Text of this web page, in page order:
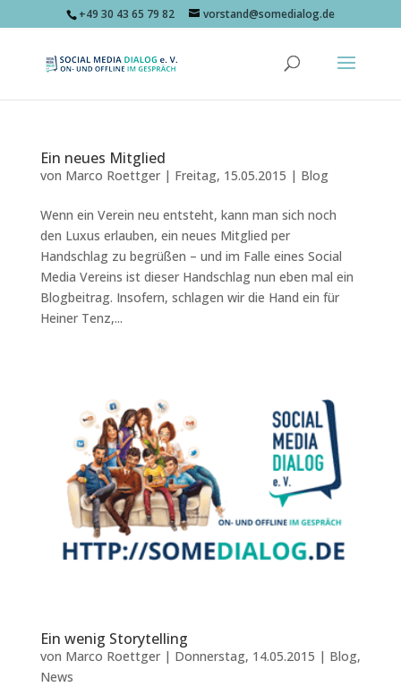
+49 30 43 65 79 82 vorstand@somedialog.de
Ein neues Mitglied
von Marco Roettger| Freitag, 15.05.2015 | Blog
Wenn ein Verein neu entsteht, kann man sich noch
den Luxus erlauben, ein neues Mitglied per
Handschlag zu begrüßen – und im Falle eines Social
Media Vereins ist dieser Handschlag nun eben mal ein
Blogbeitrag. Insofern, schlagen wir die Hand ein für
Heiner Tenz,...
Ein wenig Storytelling
von Marco Roettger| Donnerstag, 14.05.2015 | Blog,
News